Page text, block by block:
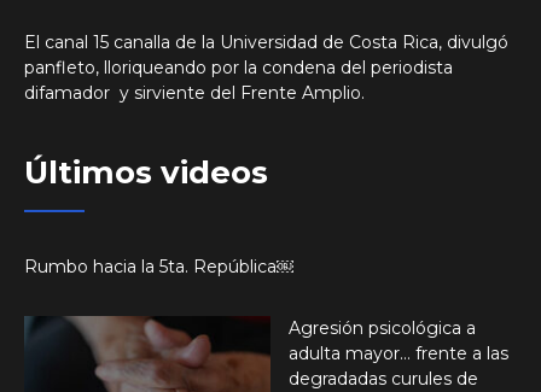
El canal 15 canalla de la Universidad de Costa Rica, divulgó
panfleto, lloriqueando por la condena del periodista
difamador y sirviente del Frente Amplio.
Últimos videos
Rumbo hacia la 5ta. República￼
Agresión psicológica a
adulta mayor… frente a las
degradadas curules de